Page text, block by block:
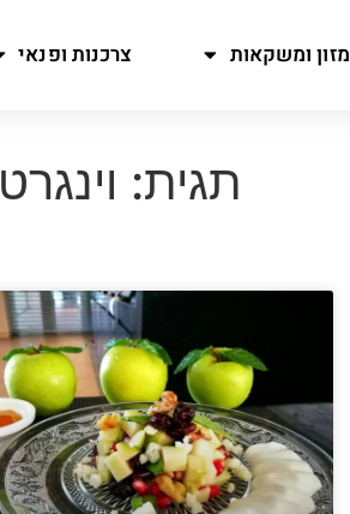
מזון ומשקאות צרכנות ופנאי
תגית: וינגרט